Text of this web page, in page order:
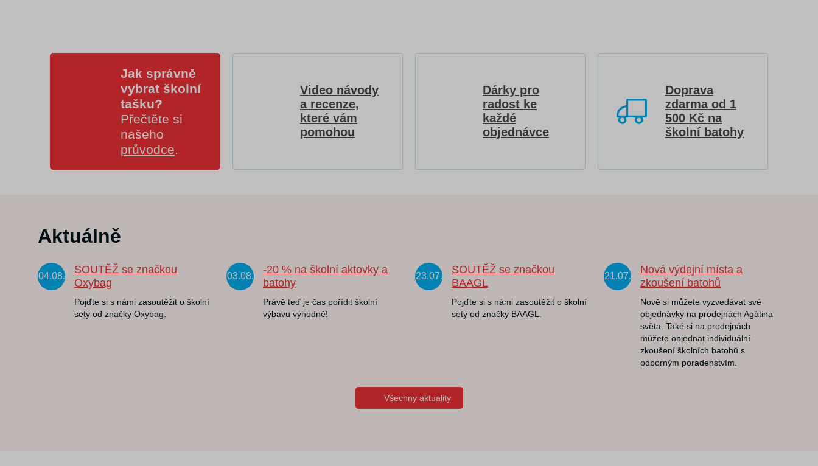
Jak správně
vybrat školní
tašku?
Přečtěte si
našeho
průvodce.
Video návody
a recenze,
které vám
pomohou
Dárky pro
radost ke
každé
objednávce
Doprava
zdarma od 1
500 Kč na
školní batohy
Aktuálně
04.08.
SOUTĚŽ se značkou
Oxybag
Pojďte si s námi zasoutěžit o školní
sety od značky Oxybag.
03.08.
-20 % na školní aktovky a
batohy
Právě teď je čas pořídit školní
výbavu výhodně!
23.07.
SOUTĚŽ se značkou
BAAGL
Pojďte si s námi zasoutěžit o školní
sety od značky BAAGL.
21.07.
Nová výdejní místa a
zkoušení batohů
Nově si můžete vyzvedávat své
objednávky na prodejnách Agátina
světa. Také si na prodejnách
můžete objednat individuální
zkoušení školních batohů s
odborným poradenstvím.
Všechny aktuality